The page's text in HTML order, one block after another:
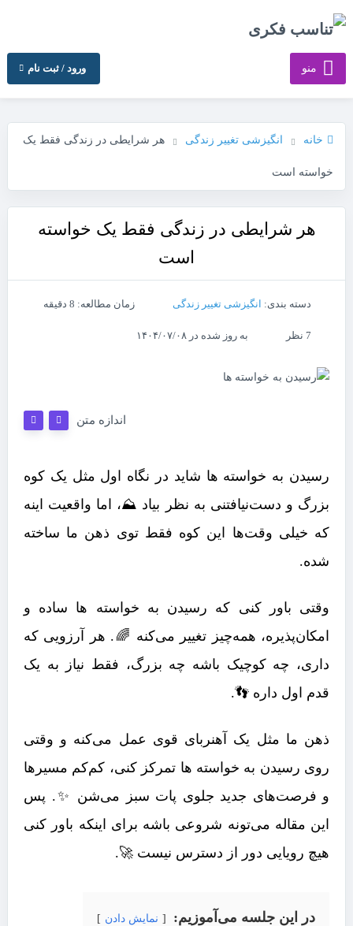
منو ورود / ثبت نام
خانه انگیزشی تغییر زندگی هر شرایطی در زندگی فقط یک
خواسته است
هر شرایطی در زندگی فقط یک خواسته
است
دسته بندی: انگیزشی تغییر زندگی زمان مطالعه: 8 دقیقه
7 نظر به روز شده در ۱۴۰۴/۰۷/۰۸
اندازه متن
رسیدن به خواسته ها شاید در نگاه اول مثل یک کوه
بزرگ و دست‌نیافتنی به نظر بیاد ⛰️، اما واقعیت اینه
که خیلی وقت‌ها این کوه فقط توی ذهن ما ساخته
شده.
وقتی باور کنی که رسیدن به خواسته ها ساده و
امکان‌پذیره، همه‌چیز تغییر می‌کنه 🌈. هر آرزویی که
داری، چه کوچیک باشه چه بزرگ، فقط نیاز به یک
قدم اول داره 👣.
ذهن ما مثل یک آهنربای قوی عمل می‌کنه و وقتی
روی رسیدن به خواسته ها تمرکز کنی، کم‌کم مسیرها
و فرصت‌های جدید جلوی پات سبز می‌شن ✨. پس
این مقاله می‌تونه شروعی باشه برای اینکه باور کنی
هیچ رویایی دور از دسترس نیست 🚀.
در این جلسه می‌آموزیم: نمایش دادن